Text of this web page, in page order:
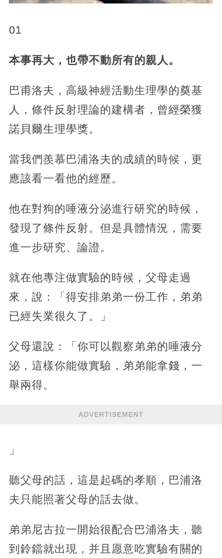
01
本事再大，也帶不動所有的親人。
巴甫洛夫，高級神經活動生理學的奠基
人，條件反射理論的建構者，曾經榮獲
諾貝爾生理學獎。
當我們羨慕巴浦洛夫的成績的時候，更
應該看一看他的經歷。
他在對狗的唾液分泌進行研究的時候，
發現了條件反射。但是具體情況，需要
進一步研究、論證。
就在他專注做實驗的時候，父母走過
來，說：「得安排弟弟一份工作，弟弟
已經失業很久了。」
父母還說：「你可以觀察弟弟的唾液分
泌，這樣你能做實驗，弟弟能拿錢，一
舉兩得。
ADVERTISEMENT
」
聽父母的話，這是起碼的孝順，巴浦洛
夫只能照著父母的話去做。
弟弟尼古拉一開始很配合巴浦洛夫，聽
到鈴鐺就出現，并且愿意吃實驗有關的